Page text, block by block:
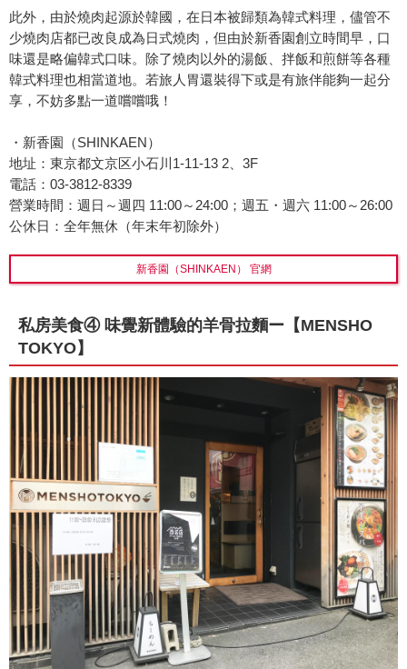
此外，由於燒肉起源於韓國，在日本被歸類為韓式料理，儘管不
少燒肉店都已改良成為日式燒肉，但由於新香園創立時間早，口
味還是略偏韓式口味。除了燒肉以外的湯飯、拌飯和煎餅等各種
韓式料理也相當道地。若旅人胃還裝得下或是有旅伴能夠一起分
享，不妨多點一道嚐嚐哦！
・新香園（SHINKAEN）
地址：東京都文京区小石川1-11-13 2、3F
電話：03-3812-8339
營業時間：週日～週四 11:00～24:00；週五・週六 11:00～26:00
公休日：全年無休（年末年初除外）
新香園（SHINKAEN） 官網
私房美食④ 味覺新體驗的羊骨拉麵ー【MENSHO
TOKYO】